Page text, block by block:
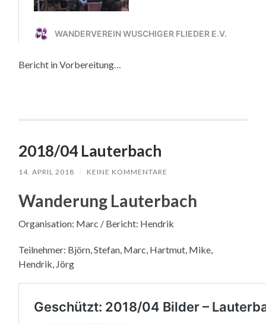
Bericht in Vorbereitung…
2018/04 Lauterbach
14. APRIL 2018 / KEINE KOMMENTARE
Wanderung Lauterbach
Organisation: Marc / Bericht: Hendrik
Teilnehmer: Björn, Stefan, Marc, Hartmut, Mike,
Hendrik, Jörg